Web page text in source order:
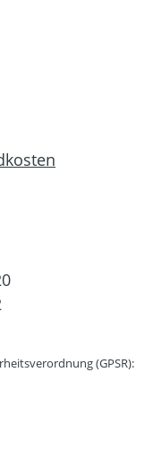
(GPSR):